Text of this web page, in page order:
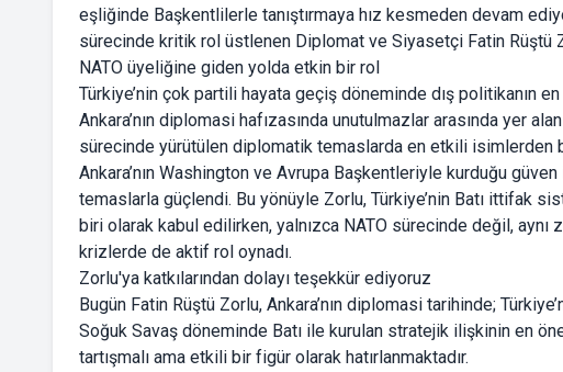
eşliğinde Başkentlilerle tanıştırmaya hız kesmeden devam
sürecinde kritik rol üstlenen Diplomat ve Siyasetçi Fatin Rüştü
NATO üyeliğine giden yolda etkin bir rol
Türkiye’nin çok partili hayata geçiş döneminde dış politikanın
Ankara’nın diplomasi hafızasında unutulmazlar arasında yer
sürecinde yürütülen diplomatik temaslarda en etkili isimlerden
Ankara’nın Washington ve Avrupa Başkentleriyle kurduğu
temaslarla güçlendi. Bu yönüyle Zorlu, Türkiye’nin Batı ittifak
biri olarak kabul edilirken, yalnızca NATO sürecinde değil,
krizlerde de aktif rol oynadı.
Zorlu'ya katkılarından dolayı teşekkür ediyoruz
Bugün Fatin Rüştü Zorlu, Ankara’nın diplomasi tarihinde;
Soğuk Savaş döneminde Batı ile kurulan stratejik ilişkinin en
tartışmalı ama etkili bir figür olarak hatırlanmaktadır.